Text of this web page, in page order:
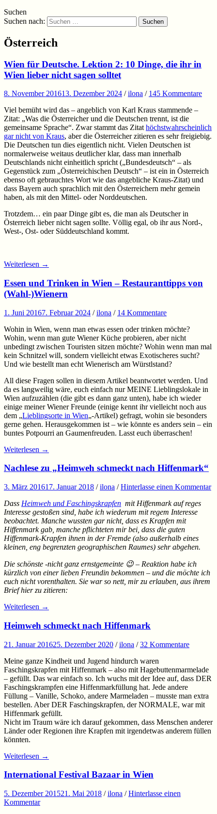
Suchen
Suchen nach:
Österreich
Wien für Deutsche. Lektion 2: 10 Dinge, die ihr in
Wien lieber nicht sagen solltet
8. November 201613. Dezember 2024 /ilona / 145 Kommentare
Viel bemüht wird das – angeblich von Karl Kraus stammende –
Zitat: „Was die Österreicher und die Deutschen trennt, ist die
gemeinsame Sprache“. Zwar stammt das Zitat höchstwahrscheinlich
gar nicht von Kraus, aber die Österreicher zitieren es sehr freigiebig.
Die Deutschen tun dies eigentlich nicht. Vielen Deutschen ist
normalerweise weitaus deutlicher klar, dass man innerhalb
Deutschlands nicht einheitlich spricht („Bundesdeutsch“ – als
Gegenstück zum „Österreichischen Deutsch“ – ist ein in Österreich
ebenso oft gebrauchtes Wort wie das angebliche Kraus-Zitat) und
dass Bayern auch sprachlich mit den Österreichern mehr gemein
haben, als mit den Mittel- oder Norddeutschen.
Trotzdem… ein paar Dinge gibt es, die man als Deutscher in
Österreich lieber nicht sagen sollte. Völlig egal, ob ihr aus Nord-,
West-, Ost- oder Süddeutschland kommt.
Weiterlesen →
Essen und Trinken in Wien – Restauranttipps von
(Wahl-)Wienern
1. Juni 20167. Februar 2024 /ilona / 14 Kommentare
Wohin in Wien, wenn man etwas essen oder trinken möchte?
Wohin, wenn man gute Wiener Küche probieren, aber nicht
unbedingt zwischen Touristen sitzen möchte? Wohin wenn man mal
kein Schnitzel will, sondern vielleicht etwas Exotischeres sucht?
Und wie bestellt man echt Wienerisch am Würstlstand?
All diese Fragen sollen in diesem Artikel beantwortet werden. Und
da es langweilig wäre, euch einfach nur MEINE Lieblingslokale in
Wien aufzuzählen (die gibt es dann ganz unten), habe ich wieder
einige meiner Wiener Freunde (einige kennt ihr vielleicht noch aus
dem „Lieblingsorte in Wien„-Artikel) gefragt, wohin sie besonders
gerne gehen. Herausgekommen ist – wie könnte es anders sein – ein
buntes Potpourri an Gaumenfreuden. Lasst euch überraschen!
Weiterlesen →
Nachlese zu „Heimweh schmeckt nach Hiffenmark“
3. März 201617. Januar 2018 /ilona /Hinterlasse einen Kommentar
Dass Heimweh und Faschingskrapfen mit Hiffenmark auf reges
Interesse gestoßen sind, habe ich wiederum mit regem Interesse
beobachtet. Manche wussten gar nicht, dass es Krapfen mit
Hiffenmark gab, manche pflichteten mir bei, dass die guten
Hiffenmark-Krapfen ihnen in der Fremde (also außerhalb eines
kleinen, eng begrenzten geographischen Raumes) sehr abgehen.
Die schönste -nicht ganz ernstgemeinte 😉 – Reaktion habe ich
kürzlich von einer lieben Freundin bekommen – und die möchte ich
euch nicht vorenthalten. Sie war so nett, mir zu erlauben, aus ihrem
Brief hier zu zitieren:
Weiterlesen →
Heimweh schmeckt nach Hiffenmark
21. Januar 201625. Dezember 2020 /ilona /32 Kommentare
Meine ganze Kindheit und Jugend hindurch waren
Faschingskrapfen mit Hiffenmark – also mit Hagebuttenmarmelade
– gefüllt. Das war einfach so. Ich wuchs mit der Idee auf, dass DER
Faschingskrampfen eine Hiffenmarkfüllung hat. Jede andere
Füllung – Vanille, Schoko, andere Marmeladen – musste man extra
bestellen. Aber DER Faschingskrapfen, der NORMALE, war mit
Hiffenmark gefüllt.
Nicht im Traum wäre ich darauf gekommen, dass Menschen anderer
Länder oder Regionen ihre Krapfen mit irgendetwas anderem füllen
könnten.
Weiterlesen →
International Festival Bazaar in Wien
5. Dezember 201521. Mai 2018 /ilona /Hinterlasse einen
Kommentar